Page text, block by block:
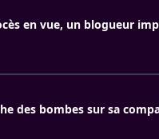
en vue, un blogueur
des bombes sur sa